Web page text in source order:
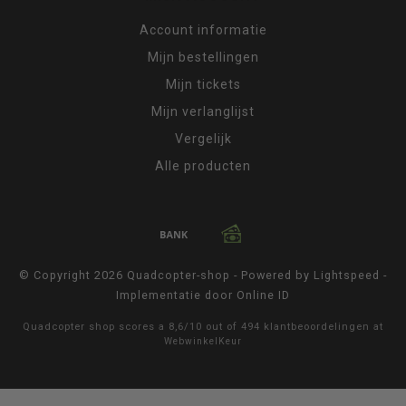
Account informatie
Mijn bestellingen
Mijn tickets
Mijn verlanglijst
Vergelijk
Alle producten
© Copyright 2026 Quadcopter-shop - Powered by Lightspeed -
Implementatie door Online ID
Quadcopter shop scores a 8,6/ 10 out of 494 klantbeoordelingen at
WebwinkelKeur